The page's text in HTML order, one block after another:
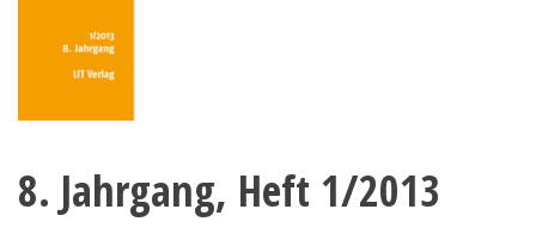
8. Jahrgang, Heft 1/2013